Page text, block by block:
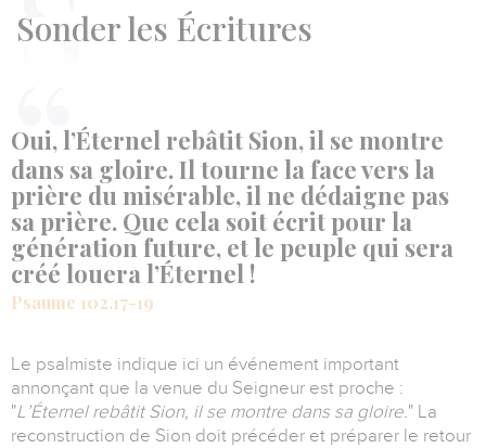
Sonder les Écritures
Oui, l’Éternel rebâtit Sion, il se montre
dans sa gloire. Il tourne la face vers la
prière du misérable, il ne dédaigne pas
sa prière. Que cela soit écrit pour la
génération future, et le peuple qui sera
créé louera l’Éternel !
Psaume 102.17-19
Le psalmiste indique ici un événement important
annonçant que la venue du Seigneur est proche :
"L’Éternel rebâtit Sion, il se montre dans sa gloire." La
reconstruction de Sion doit précéder et préparer le retour